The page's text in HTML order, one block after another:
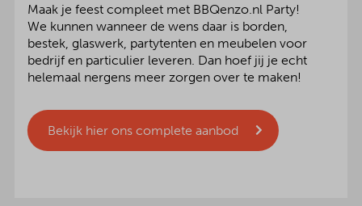
Maak je feest compleet met BBQenzo.nl Party!
We kunnen wanneer de wens daar is borden,
bestek, glaswerk, partytenten en meubelen voor
bedrijf en particulier leveren. Dan hoef jij je echt
helemaal nergens meer zorgen over te maken!
Bekijk hier ons complete aanbod